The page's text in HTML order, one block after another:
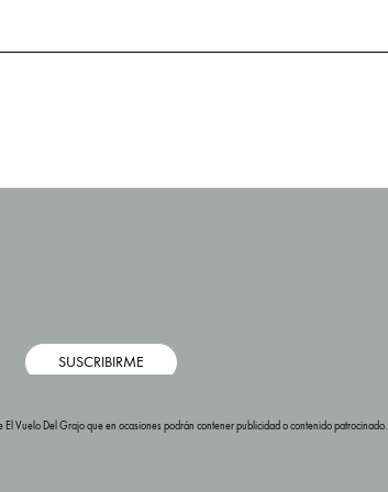
SUSCRIBIRME
Vuelo Del Grajo que en ocasiones podrán contener publicidad o contenido patrocinado.